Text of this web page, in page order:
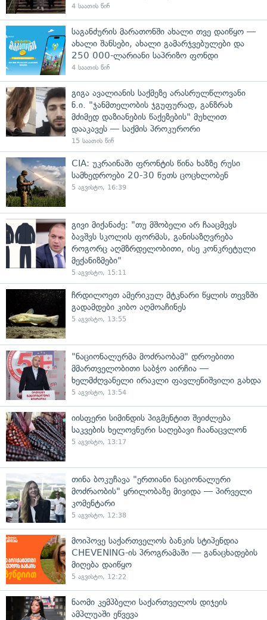
4 საათის წინ
საგანძურის მარათონში ახალი თვე დაიწყო —
ახალი შანსები, ახალი გამარჯვებულები და
250 000-ლარიანი საპრიზო ფონდი
4 საათის წინ
გიგა ავალიანის საქმეზე არასრულწლოვანი
ნ.ი. "ჯანმთელობის ჯგუფურად, განზრახ
მძიმედ დაზიანების წაქეზების" მუხლით
დააკავეს — საქმის პროკურორი
15 საათის წინ
CIA: უკრაინაში ფრონტის წინა ხაზზე რუსი
სამხედროები 20-30 წუთს ცოცხლობენ
5 აგვისტო, 16:39
გივი მიქანაძე: "თუ მშობელი არ ჩააცმევს
ბავშვს სკოლის ფორმას, განისაზღვრება
როგორც აღმზრდელობითი, ისე კონკრეტული
მექანიზმები"
5 აგვისტო, 15:11
ჩრდილოეთ ამერიკულ მტკნარი წყლის თევზში
გადამდები კიბო აღმოაჩინეს
5 აგვისტო, 13:55
"ნაციონალურმა მოძრაობამ" დროებითი
მმართველობითი საბჭო აირჩია —
ხელმძღვანელი ირაკლი ფავლენიშვილი გახდა
5 აგვისტო, 13:54
იისფერი სიმინდის პიგმენტით შეიძლება
საკვების ხელოვნური საღებავი ჩაანაცვლონ
5 აგვისტო, 13:17
თინა ბოკუჩავა "ერთიანი ნაციონალური
მოძრაობის" ყრილობაზე მივიდა — პირველი
კომენტარი
5 აგვისტო, 12:38
მოიპოვე საქართველოს ბანკის სტიპენდია
CHEVENING-ის პროგრამაში — განაცხადების
მიღება დაიწყო
5 აგვისტო, 12:22
ნაომი კემპბელი საქართველოს დიჯეის
ამპლუაში ეწვევა